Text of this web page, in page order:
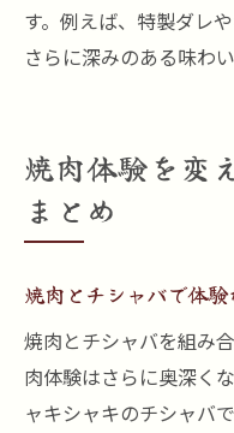
す。例えば、特製ダレ
さらに深みのある味わ
焼肉体験を変
まとめ
焼肉とチシャバで体
焼肉とチシャバを組み
肉体験はさらに奥深く
ャキシャキのチシャバ